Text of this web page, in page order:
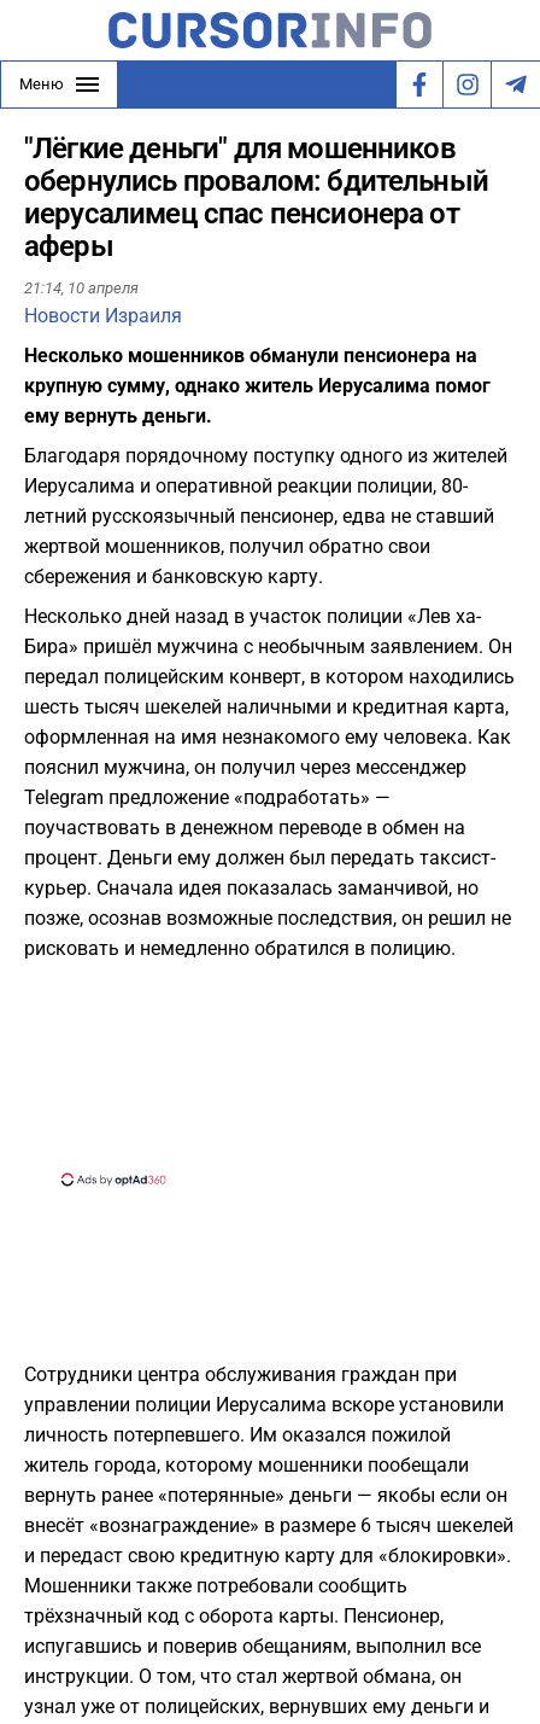
Меню
"Лёгкие деньги" для мошенников
обернулись провалом: бдительный
иерусалимец спас пенсионера от
аферы
21:14, 10 апреля
Новости Израиля
Несколько мошенников обманули пенсионера на
крупную сумму, однако житель Иерусалима помог
ему вернуть деньги.
Благодаря порядочному поступку одного из жителей
Иерусалима и оперативной реакции полиции, 80-
летний русскоязычный пенсионер, едва не ставший
жертвой мошенников, получил обратно свои
сбережения и банковскую карту.
Несколько дней назад в участок полиции «Лев ха-
Бира» пришёл мужчина с необычным заявлением. Он
передал полицейским конверт, в котором находились
шесть тысяч шекелей наличными и кредитная карта,
оформленная на имя незнакомого ему человека. Как
пояснил мужчина, он получил через мессенджер
Telegram предложение «подработать» —
поучаствовать в денежном переводе в обмен на
процент. Деньги ему должен был передать таксист-
курьер. Сначала идея показалась заманчивой, но
позже, осознав возможные последствия, он решил не
рисковать и немедленно обратился в полицию.
Сотрудники центра обслуживания граждан при
управлении полиции Иерусалима вскоре установили
личность потерпевшего. Им оказался пожилой
житель города, которому мошенники пообещали
вернуть ранее «потерянные» деньги — якобы если он
внесёт «вознаграждение» в размере 6 тысяч шекелей
и передаст свою кредитную карту для «блокировки».
Мошенники также потребовали сообщить
трёхзначный код с оборота карты. Пенсионер,
испугавшись и поверив обещаниям, выполнил все
инструкции. О том, что стал жертвой обмана, он
узнал уже от полицейских, вернувших ему деньги и